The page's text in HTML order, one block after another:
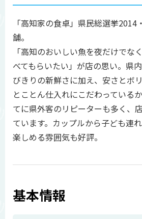
「高知家の食卓」県民総選挙
舗。
「高知のおいしい魚を夜だけでな
べてもらいたい」が店の思い。県
びきりの新鮮さに加え、安さとボ
とことん仕入れにこだわっている
てに県外客のリピーターも多く、
ています。カップルから子ども連
楽しめる雰囲気も好評。
基本情報